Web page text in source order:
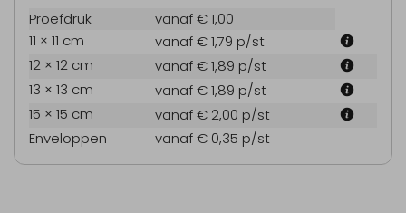
Proefdruk
vanaf € 1,00
11 × 11 cm
vanaf € 1,79 p/st
12 × 12 cm
vanaf € 1,89 p/st
13 × 13 cm
vanaf € 1,89 p/st
15 × 15 cm
vanaf € 2,00 p/st
Enveloppen
vanaf € 0,35 p/st